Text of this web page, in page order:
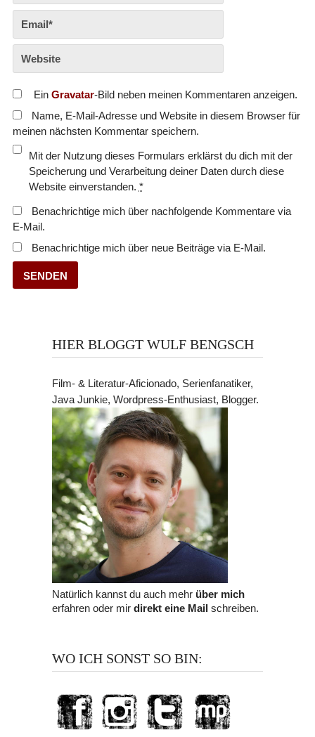
Ein Gravatar-Bild neben meinen Kommentaren anzeigen.
Name, E-Mail-Adresse und Website in diesem Browser für
meinen nächsten Kommentar speichern.
Mit der Nutzung dieses Formulars erklärst du dich mit der
Speicherung und Verarbeitung deiner Daten durch diese
Website einverstanden. *
Benachrichtige mich über nachfolgende Kommentare via
E-Mail.
Benachrichtige mich über neue Beiträge via E-Mail.
HIER BLOGGT WULF BENGSCH
Film- & Literatur-Aficionado, Serienfanatiker,
Java Junkie, Wordpress-Enthusiast, Blogger.
Natürlich kannst du auch mehr über mich
erfahren oder mir direkt eine Mailschreiben.
WO ICH SONST SO BIN: